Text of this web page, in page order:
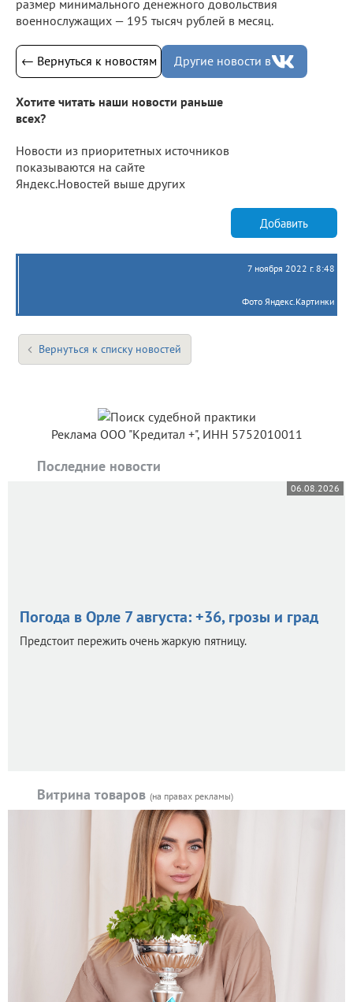
размер минимального денежного довольствия
военнослужащих — 195 тысяч рублей в месяц.
← Вернуться к новостям Другие новости в
Хотите читать наши новости раньше
всех?
Новости из приоритетных источников
показываются на сайте
Яндекс.Новостей выше других
Добавить
7 ноября 2022 г. 8:48
Фото Яндекс.Картинки
Вернуться к списку новостей
Реклама ООО "Кредитал +", ИНН 5752010011
Последние новости
06.08.2026
Погода в Орле 7 августа: +36, грозы и град
Предстоит пережить очень жаркую пятницу.
Витрина товаров (на правах рекламы)